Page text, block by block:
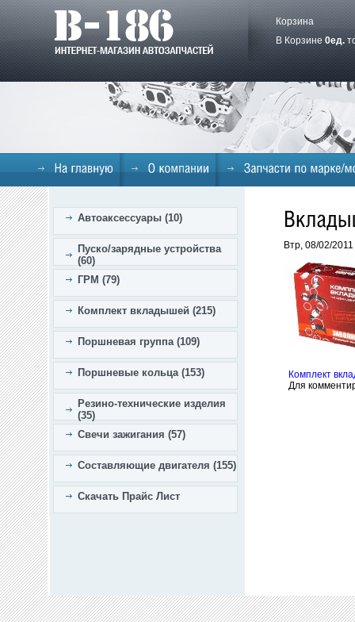
Корзина
В Корзине 0ед.
Автоаксессуары (10)
Пуско/зарядные устройства
(60)
ГРМ (79)
Комплект вкладышей (215)
Поршневая группа (109)
Поршневые кольца (153)
Резино-технические изделия
(35)
Свечи зажигания (57)
Составляющие двигателя (155)
Скачать Прайс Лист
Втр, 08/02/
Комплект
Для